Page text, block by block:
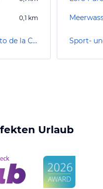
0,1 km
Sehenswürdigkeiten in Puerto de la Cruz
Urlaub